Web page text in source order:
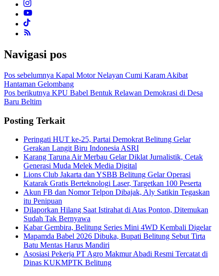
Navigasi pos
Pos sebelumnya Kapal Motor Nelayan Cumi Karam Akibat
Hantaman Gelombang
Pos berikutnya KPU Babel Bentuk Relawan Demokrasi di Desa
Baru Beltim
Posting Terkait
Peringati HUT ke-25, Partai Demokrat Belitung Gelar
Gerakan Langit Biru Indonesia ASRI
Karang Taruna Air Merbau Gelar Diklat Jurnalistik, Cetak
Generasi Muda Melek Media Digital
Lions Club Jakarta dan YSBB Belitung Gelar Operasi
Katarak Gratis Berteknologi Laser, Targetkan 100 Peserta
Akun FB dan Nomor Telpon Dibajak, Aly Satikin Tegaskan
itu Penipuan
Dilaporkan Hilang Saat Istirahat di Atas Ponton, Ditemukan
Sudah Tak Bernyawa
Kabar Gembira, Belitung Series Mini 4WD Kembali Digelar
Mapamda Babel 2026 Dibuka, Bupati Belitung Sebut Tirta
Batu Mentas Harus Mandiri
Asosiasi Pekerja PT Agro Makmur Abadi Resmi Tercatat di
Dinas KUKMPTK Belitung